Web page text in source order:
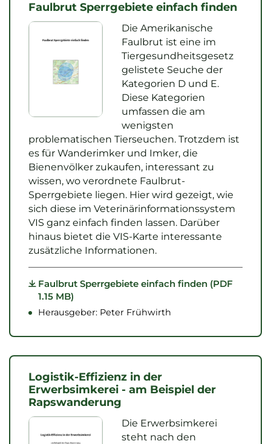
Faulbrut Sperrgebiete einfach finden
Die Amerikanische
Faulbrut ist eine im
Tiergesundheitsgesetz
gelistete Seuche der
Kategorien D und E.
Diese Kategorien
umfassen die am
wenigsten
problematischen Tierseuchen. Trotzdem ist
es für Wanderimker und Imker, die
Bienenvölker zukaufen, interessant zu
wissen, wo verordnete Faulbrut-
Sperrgebiete liegen. Hier wird gezeigt, wie
sich diese im Veterinärinformationssystem
VIS ganz einfach finden lassen. Darüber
hinaus bietet die VIS-Karte interessante
zusätzliche Informationen.
Faulbrut Sperrgebiete einfach finden (PDF
1.15 MB)
Herausgeber: Peter Frühwirth
Logistik-Effizienz in der
Erwerbsimkerei - am Beispiel der
Rapswanderung
Die Erwerbsimkerei
steht nach den